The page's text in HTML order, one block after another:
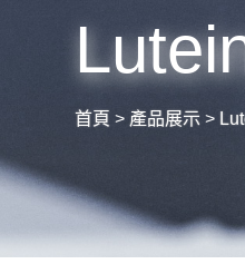
首頁 > 產品展示 >